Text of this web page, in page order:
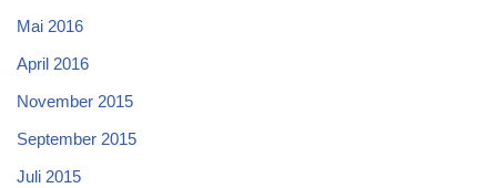
Mai 2016
April 2016
November 2015
September 2015
Juli 2015